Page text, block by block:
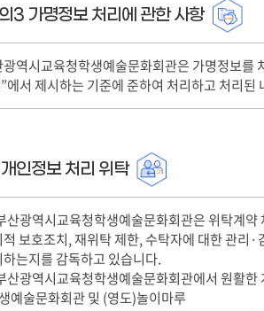
3 가명정보 처리에 관한 사항
역시교육청학생예술문화회관은 가명정보를
에서 제시하는 기준에 준하여 처리하고 처리
인정보 처리 위탁
광역시교육청학생예술문화회관은 위탁계약
보호조치, 재위탁 제한, 수탁자에 대한 관리
하는지를 감독하고 있습니다.
광역시교육청학생예술문화회관에서 원활한
예술문화회관 및 (영도)놀이마루